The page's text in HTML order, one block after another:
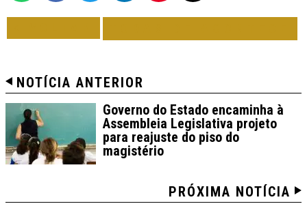
NOTÍCIA ANTERIOR
Governo do Estado encaminha à
Assembleia Legislativa projeto
para reajuste do piso do
magistério
PRÓXIMA NOTÍCIA